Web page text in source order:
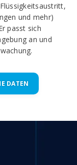
und mehr)
passt sich
an und
DATEN